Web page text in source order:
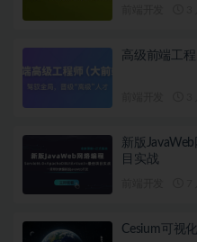
高级前端工
新版
目实战
Cesium可视